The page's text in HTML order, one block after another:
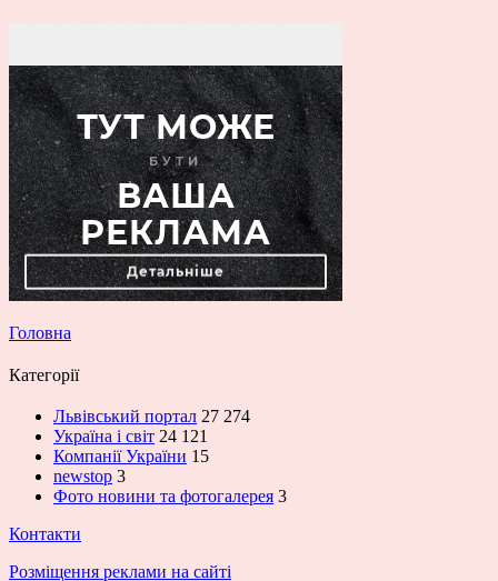
Головна
Категорії
Львівський портал 27 274
Україна і світ 24 121
Компанії України 15
newstop 3
Фото новини та фотогалерея 3
Контакти
Розміщення реклами на сайті